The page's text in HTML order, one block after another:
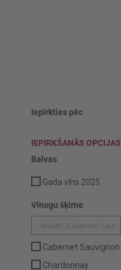
Iepirkties pēc
IEPIRKŠANĀS OPCIJAS
Balvas
Gada vīns 2025
Vīnogu šķirne
Cabernet Sauvignon
Chardonnay